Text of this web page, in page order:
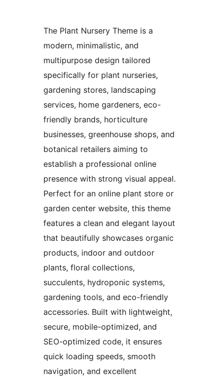
The Plant Nursery Theme is a
modern, minimalistic, and
multipurpose design tailored
specifically for plant nurseries,
gardening stores, landscaping
services, home gardeners, eco-
friendly brands, horticulture
businesses, greenhouse shops, and
botanical retailers aiming to
establish a professional online
presence with strong visual appeal.
Perfect for an online plant store or
garden center website, this theme
features a clean and elegant layout
that beautifully showcases organic
products, indoor and outdoor
plants, floral collections,
succulents, hydroponic systems,
gardening tools, and eco-friendly
accessories. Built with lightweight,
secure, mobile-optimized, and
SEO-optimized code, it ensures
quick loading speeds, smooth
navigation, and excellent